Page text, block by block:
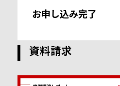
お申し込み完了
資料請求